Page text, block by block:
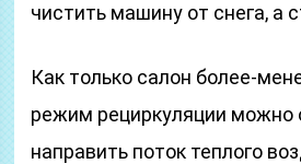
чистить машину от снега, а
Как только салон более-
режим рециркуляции можно
направить поток теплого